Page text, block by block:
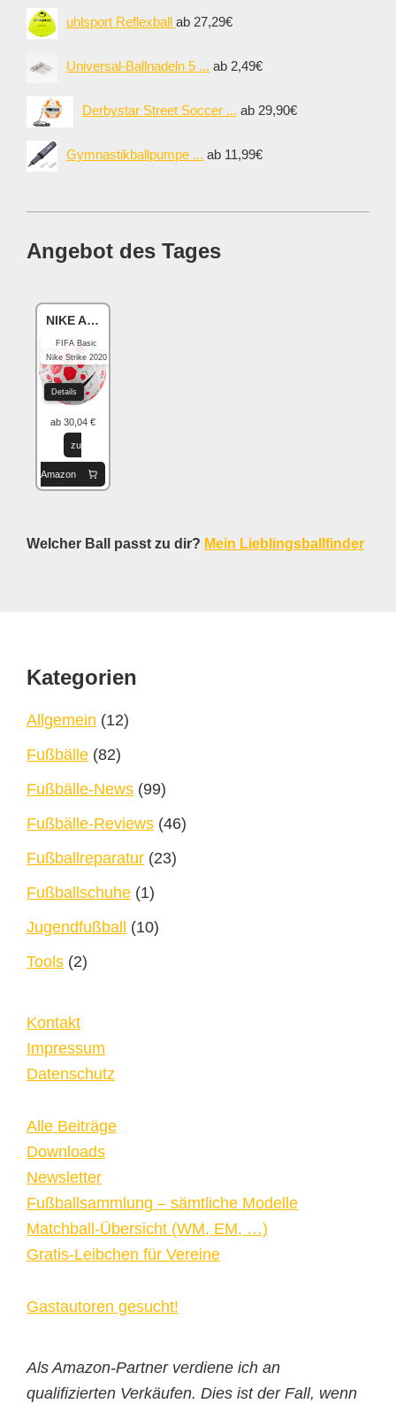
uhlsport Reflexball ab 27,29€
Universal-Ballnadeln 5 ... ab 2,49€
Derbystar Street Soccer ... ab 29,90€
Gymnastikballpumpe ... ab 11,99€
Angebot des Tages
NIKE Academy
FIFA Basic
Nike Strike 2020
Details
ab 30,04 €
zu
Amazon
Welcher Ball passt zu dir? Mein Lieblingsballfinder
Footer
Kategorien
Allgemein (12)
Fußbälle (82)
Fußbälle-News (99)
Fußbälle-Reviews (46)
Fußballreparatur (23)
Fußballschuhe (1)
Jugendfußball (10)
Tools (2)
Kontakt
Impressum
Datenschutz
Alle Beiträge
Downloads
Newsletter
Fußballsammlung – sämtliche Modelle
Matchball-Übersicht (WM, EM, …)
Gratis-Leibchen für Vereine
Gastautoren gesucht!
Als Amazon-Partner verdiene ich an
qualifizierten Verkäufen. Dies ist der Fall, wenn